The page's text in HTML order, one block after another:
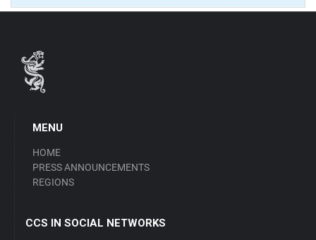
MENU
HOME
PRESS ANNOUNCEMENTS
REGIONS
CCS IN SOCIAL NETWORKS